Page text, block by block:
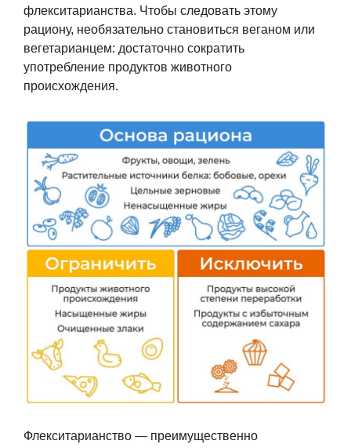
флекситарианства. Чтобы следовать этому
рациону, необязательно становиться веганом или
вегетарианцем: достаточно сократить
употребление продуктов животного
происхождения.
Флекситарианство — преимущественно